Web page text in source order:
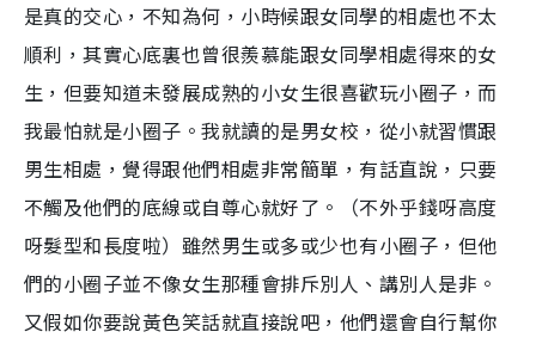
是真的交心，不知為何，小時候跟女同學的相處也不太
順利，其實心底裏也曾很羨慕能跟女同學相處得來的女
生，但要知道未發展成熟的小女生很喜歡玩小圈子，而
我最怕就是小圈子。我就讀的是男女校，從小就習慣跟
男生相處，覺得跟他們相處非常簡單，有話直說，只要
不觸及他們的底線或自尊心就好了。（不外乎錢呀高度
呀髮型和長度啦）雖然男生或多或少也有小圈子，但他
們的小圈子並不像女生那種會排斥別人、講別人是非。
又假如你要說黃色笑話就直接說吧，他們還會自行幫你